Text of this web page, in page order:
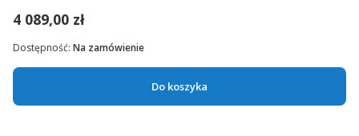
4 089,00 zł
Do koszyka
Dostępność: Na zamówienie